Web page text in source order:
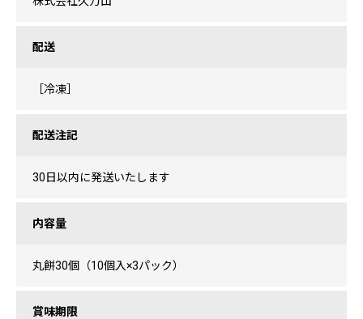
配送
［冷凍］
配送注記
30日以内に発送いたします
内容量
丸餅30個（10個入×3パック）
賞味期限